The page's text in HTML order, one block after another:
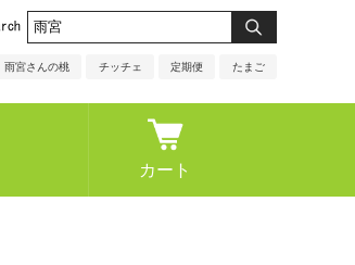
雨宮さんの桃 チッチェ 定期便 たまご
カート